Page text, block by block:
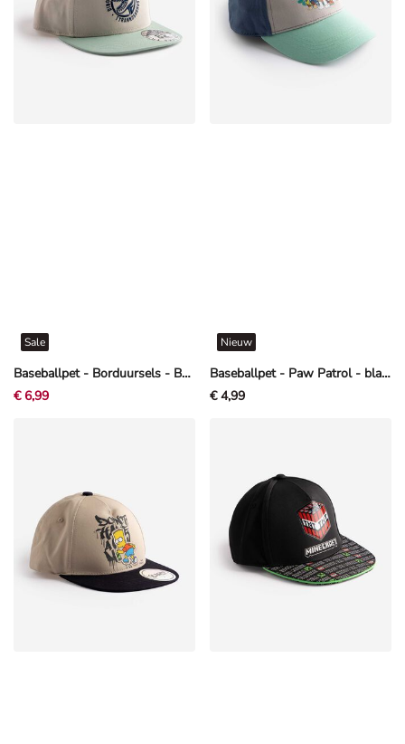
Baseballpet - Borduursels - Beige
Sale
€ 6,99
Baseballpet - Paw Patrol - blauw
Nieuw
€ 4,99